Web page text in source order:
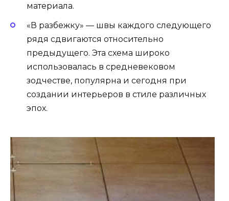
материала.
«В разбежку» — швы каждого следующего
рядя сдвигаются относительно
предыдущего. Эта схема широко
использовалась в средневековом
зодчестве, популярна и сегодня при
создании интерьеров в стиле различных
эпох.